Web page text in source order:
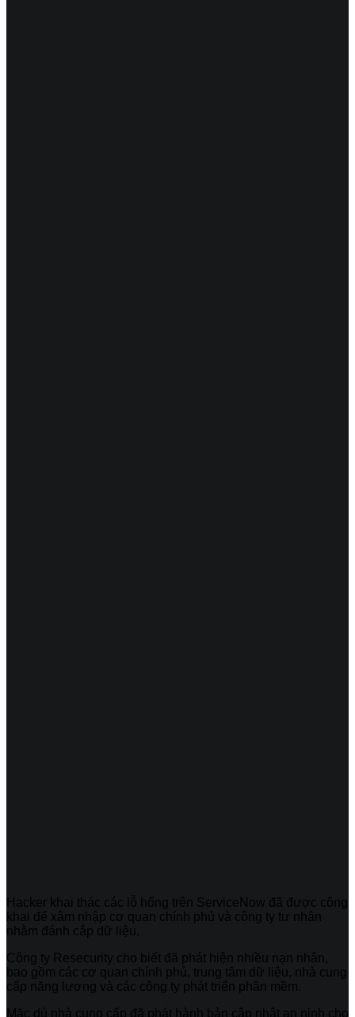
Hacker khai thác các lỗ hổng trên ServiceNow đã được công
khai để xâm nhập cơ quan chính phủ và công ty tư nhân
nhằm đánh cắp dữ liệu.
Công ty Resecurity cho biết đã phát hiện nhiều nạn nhân,
bao gồm các cơ quan chính phủ, trung tâm dữ liệu, nhà cung
cấp năng lượng và các công ty phát triển phần mềm.
Mặc dù nhà cung cấp đã phát hành bản cập nhật an ninh cho